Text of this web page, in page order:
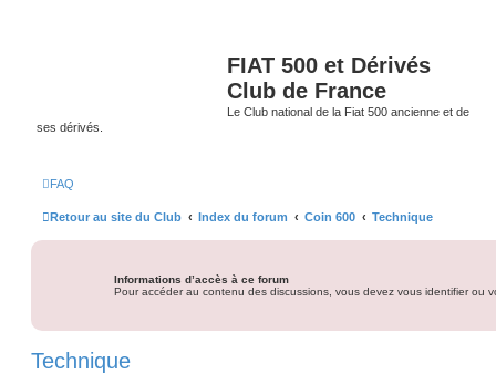
FIAT 500 et Dérivés
Club de France
Le Club national de la Fiat 500 ancienne et de
ses dérivés.
FAQ
Retour au site du Club Index du forum Coin 600 Technique
Informations d’accès à ce forum
Pour accéder au contenu des discussions, vous devez vous identifier ou
Technique